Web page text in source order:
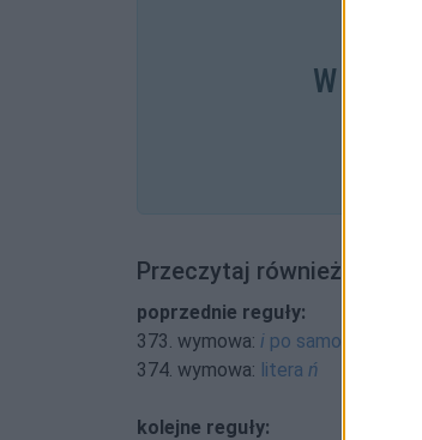
W
Przeczytaj również:
poprzednie reguły:
373. wymowa: i po samogłoskach
374. wymowa: litera ń
kolejne reguły: